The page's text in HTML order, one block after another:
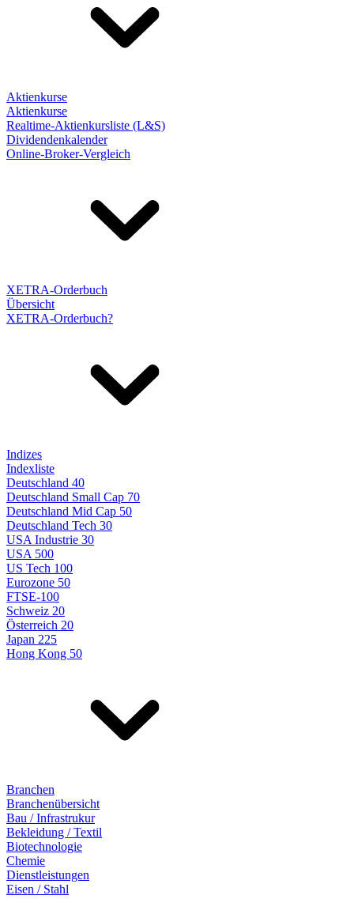
Aktienkurse
Aktienkurse
Realtime-Aktienkursliste (L&S)
Dividendenkalender
Online-Broker-Vergleich
XETRA-Orderbuch
Übersicht
XETRA-Orderbuch?
Indizes
Indexliste
Deutschland 40
Deutschland Small Cap 70
Deutschland Mid Cap 50
Deutschland Tech 30
USA Industrie 30
USA 500
US Tech 100
Eurozone 50
FTSE-100
Schweiz 20
Österreich 20
Japan 225
Hong Kong 50
Branchen
Branchenübersicht
Bau / Infrastrukur
Bekleidung / Textil
Biotechnologie
Chemie
Dienstleistungen
Eisen / Stahl